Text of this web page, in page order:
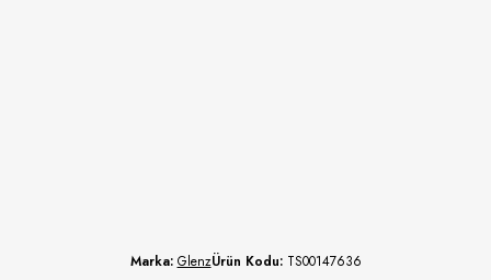
Marka: GlenzÜrün Kodu: TS00147636